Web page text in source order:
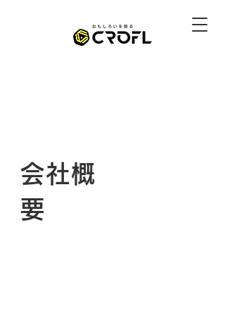
会社概
要